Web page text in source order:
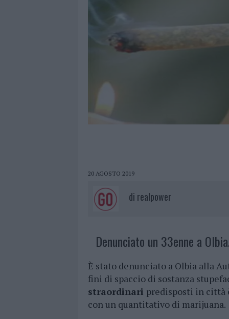
20 AGOSTO 2019
di realpower
Denunciato un 33enne a
È stato denunciato a Olbia alla
fini di spaccio di sostanza
straordinari predisposti in città
con un quantitativo di marijuana.